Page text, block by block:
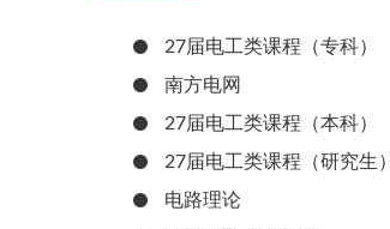
27届电工类课程（专科）
南方电网
27届电工类课程（本科）
27届电工类课程（研究生）
电路理论